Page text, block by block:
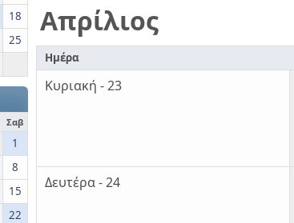
18
25
Σαβ
1
8
15
22
Απρίλιος
Ημέρα
Κυριακή - 23
Δευτέρα - 24